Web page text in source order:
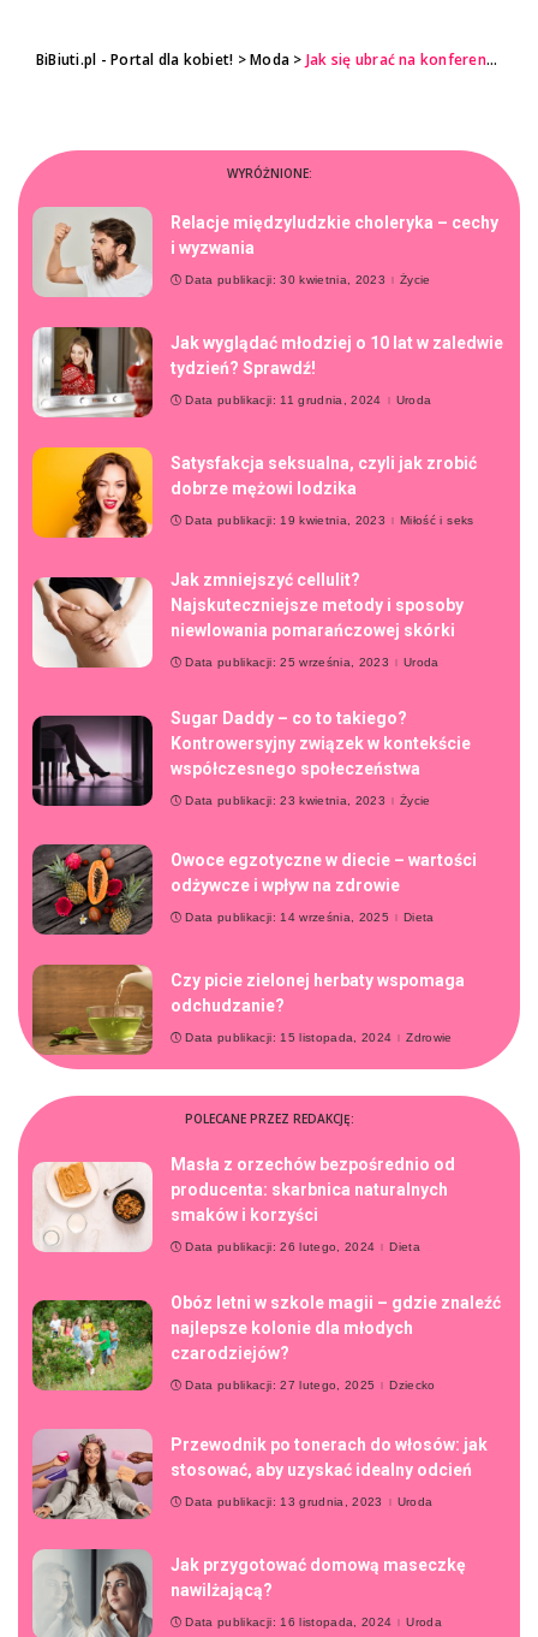
BiBiuti.pl - Portal dla kobiet! >Moda > Jak się ubrać na konferencję biznesową?
WYRÓŻNIONE:
Relacje międzyludzkie choleryka – cechy
i wyzwania
Data publikacji: 30 kwietnia, 2023 Życie
Jak wyglądać młodziej o 10 lat w zaledwie
tydzień? Sprawdź!
Data publikacji: 11 grudnia, 2024 Uroda
Satysfakcja seksualna, czyli jak zrobić
dobrze mężowi lodzika
Data publikacji: 19 kwietnia, 2023 Miłość i seks
Jak zmniejszyć cellulit?
Najskuteczniejsze metody i sposoby
niewlowania pomarańczowej skórki
Data publikacji: 25 września, 2023 Uroda
Sugar Daddy – co to takiego?
Kontrowersyjny związek w kontekście
współczesnego społeczeństwa
Data publikacji: 23 kwietnia, 2023 Życie
Owoce egzotyczne w diecie – wartości
odżywcze i wpływ na zdrowie
Data publikacji: 14 września, 2025 Dieta
Czy picie zielonej herbaty wspomaga
odchudzanie?
Data publikacji: 15 listopada, 2024 Zdrowie
POLECANE PRZEZ REDAKCJĘ:
Masła z orzechów bezpośrednio od
producenta: skarbnica naturalnych
smaków i korzyści
Data publikacji: 26 lutego, 2024 Dieta
Obóz letni w szkole magii – gdzie znaleźć
najlepsze kolonie dla młodych
czarodziejów?
Data publikacji: 27 lutego, 2025 Dziecko
Przewodnik po tonerach do włosów: jak
stosować, aby uzyskać idealny odcień
Data publikacji: 13 grudnia, 2023 Uroda
Jak przygotować domową maseczkę
nawilżającą?
Data publikacji: 16 listopada, 2024 Uroda